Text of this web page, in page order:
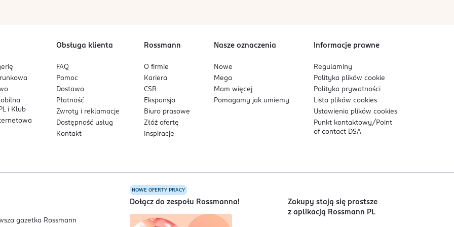
skóry z nierównym kolorytem i przebarwieniami oraz pomaga przywrócić bardziej promienny wygląd
i wspiera pielęgnację matowej cery,
wygląd skóry oraz pomagają podkreślić jej naturalny blask.
żel, które można mieszać w zależności od potrzeb skóry. Większa ilość żelu zapewnia lżejsze wykończenie,
pielęgnujące.
i Klub
Obsługa klienta
FAQ
Pomoc
Dostawa
Płatność
Zwroty i reklamacje
Dostępność usług
Kontakt
Rossmann
O firmie
Kariera
CSR
Ekspansja
Biuro prasowe
Złóż ofertę
Inspiracje
Nasze oznaczenia
Nowe
Mega
Mam więcej
Pomagamy jak umiemy
Informacje prawne
Regulaminy
Polityka plikówcookie
Polityka prywatności
Lista plikówcookies
Ustawienia plikówcookies
Punkt kontaktowy/ Point
of contact DSA
NOWE OFERTY PRACY
Dołącz do zespołu Rossmanna!
Zakupy stają się prostsze
z aplikacją Rossmann PL